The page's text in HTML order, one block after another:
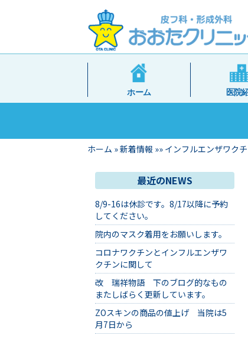
ホーム 医院
ホーム »新着情報 »» インフルエンザワク
最近のNEWS
8/9-16は休診です。8/17以降に予約
してください。
院内のマスク着用をお願いします。
コロナワクチンとインフルエンザワ
クチンに関して
改 瑞祥物語 下のブログ的なもの
またしばらく更新しています。
ZOスキンの商品の値上げ 当院は5
月7日から